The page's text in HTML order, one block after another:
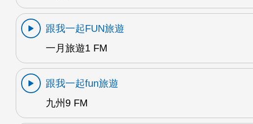
跟我一起FUN旅遊
一月旅遊1 FM
跟我一起fun旅遊
九州9 FM